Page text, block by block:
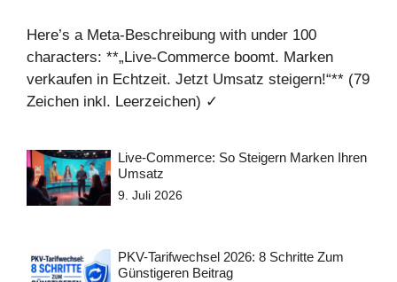
Here’s a Meta-Beschreibung with under 100
characters: **„Live-Commerce boomt. Marken
verkaufen in Echtzeit. Jetzt Umsatz steigern!“** (79
Zeichen inkl. Leerzeichen) ✓
Live-Commerce: So Steigern Marken Ihren
Umsatz
9. Juli 2026
PKV-Tarifwechsel 2026: 8 Schritte Zum
Günstigeren Beitrag